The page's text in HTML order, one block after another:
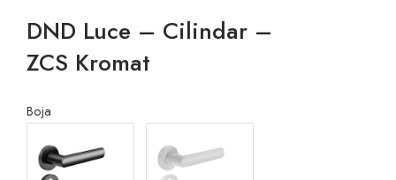
DND Luce – Cilindar –
ZCS Kromat
Boja